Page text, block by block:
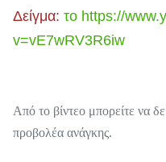
Δείγμα: το https://
v=vE7wRV3R6iw
Από το βίντεο μπορείτε να
προβολέα ανάγκης.